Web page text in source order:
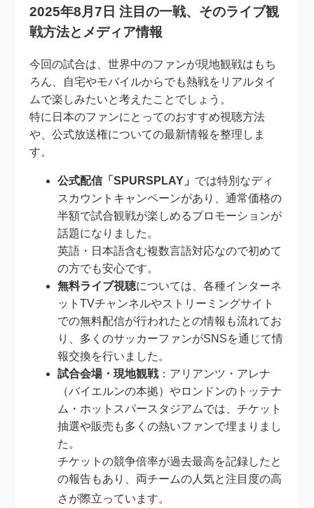
2025年8月7日 注目の一戦、そのライブ観
戦方法とメディア情報
今回の試合は、世界中のファンが現地観戦はもち
ろん、自宅やモバイルからでも熱戦をリアルタイ
ムで楽しみたいと考えたことでしょう。
特に日本のファンにとってのおすすめ視聴方法
や、公式放送権についての最新情報を整理しま
す。
公式配信「SPURSPLAY」 では特別なディ
スカウントキャンペーンがあり、通常価格の
半額で試合観戦が楽しめるプロモーションが
話題になりました。
英語・日本語含む複数言語対応なので初めて
の方でも安心です。
無料ライブ視聴については、各種インターネ
ットTVチャンネルやストリーミングサイト
での無料配信が行われたとの情報も流れてお
り、多くのサッカーファンがSNSを通じて情
報交換を行いました。
試合会場・現地観戦：アリアンツ・アレナ
（バイエルンの本拠）やロンドンのトッテナ
ム・ホットスパースタジアムでは、チケット
抽選や販売も多くの熱いファンで埋まりまし
た。
チケットの競争倍率が過去最高を記録したと
の報告もあり、両チームの人気と注目度の高
さが際立っています。